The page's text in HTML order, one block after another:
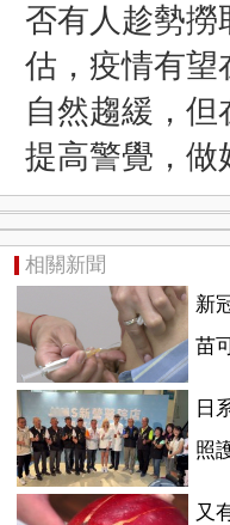
否有人趁勢撈
估，疫情有望
自然趨緩，但
提高警覺，做
相關新聞
新
苗
日
照
又